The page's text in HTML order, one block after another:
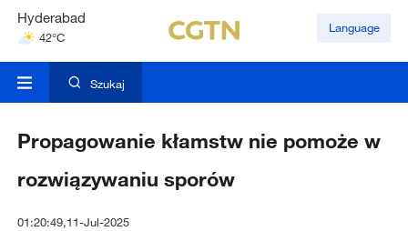
Hyderabad
42°C
Mumbai
Language
Szukaj
Propagowanie kłamstw nie pomoże w
rozwiązywaniu sporów
01:20:49,11-Jul-2025